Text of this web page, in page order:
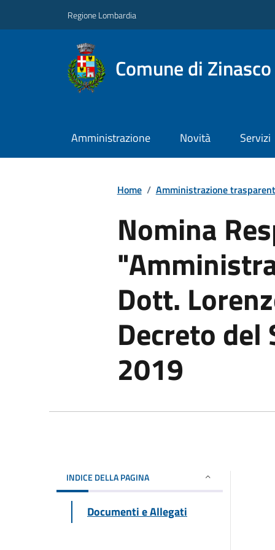
Regione Lombardia
Comune di Zinasco
Amministrazione Novità Servizi
Home / Amministrazione
Nomina
Dott.
Decreto del
2019
INDICE DELLA PAGINA
Documenti e Allegati